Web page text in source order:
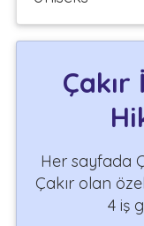
Her sayfada
Çakır olan
4 iş